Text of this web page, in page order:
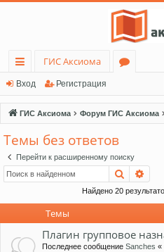
с
ы
лк
и
ГИС Аксиома
ру
м
Вход Регистрация
ГИС Аксиома Форум ГИС Аксиома
Темы без ответов
Перейти к расширенному поиску
Поиск
Найдено 20
Темы
Плагин групповое
Последнее сообщение Sanches «